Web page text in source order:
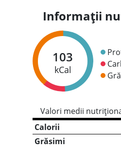
Informații
103
kCal
Valori medii
Calorii
Grăsimi